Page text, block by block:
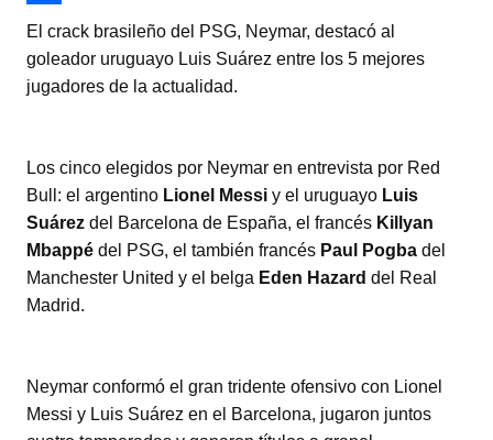
t
t
e
a
t
s
p
p
a
c
e
o
o
k
C
o
m
a
r
t
i
r
El crack brasileño del PSG, Neymar, destacó al
goleador uruguayo Luis Suárez entre los 5 mejores
jugadores de la actualidad.
Los cinco elegidos por Neymar en entrevista por Red
Bull: el argentino Lionel Messi y el uruguayo Luis
Suárez del Barcelona de España, el francés Killyan
Mbappé del PSG, el también francés Paul Pogba del
Manchester United y el belga Eden Hazard del Real
Madrid.
Neymar conformó el gran tridente ofensivo con Lionel
Messi y Luis Suárez en el Barcelona, jugaron juntos